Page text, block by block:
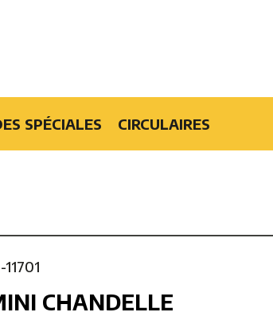
SPÉCIALES CIRCULAIRES
11701
CHANDELLE